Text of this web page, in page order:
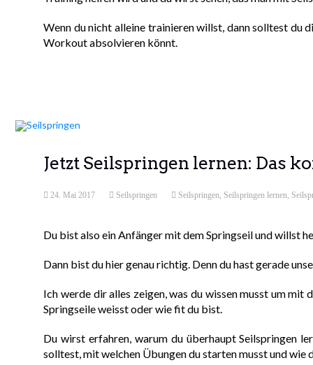
Wenn du nicht alleine trainieren willst, dann solltest du
Workout absolvieren könnt.
Jetzt Seilspringen lernen: Das
24. Mai 2017 Seilspringen Seilspringen, Seilspringen lernen,
Du bist also ein Anfänger mit dem Springseil und willst
Dann bist du hier genau richtig. Denn du hast gerade
Ich werde dir alles zeigen, was du wissen musst um
Springseile weisst oder wie fit du bist.
Du wirst erfahren, warum du überhaupt Seilspringen
solltest, mit welchen Übungen du starten musst und wie